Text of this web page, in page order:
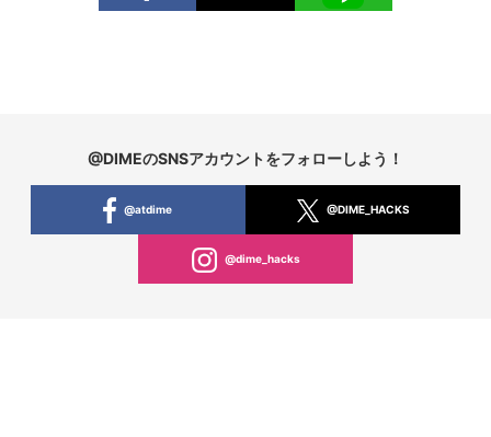
@DIMEのSNSアカウントをフォローしよう！
@atdime @DIME_HACKS
@dime_hacks